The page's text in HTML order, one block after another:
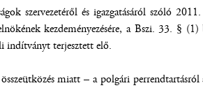
szervezetéről és igazgatásáról szóló
kezdeményezésére, a Bszi. 33. § (1)
indítványt terjesztett elő.
miatt – a polgári